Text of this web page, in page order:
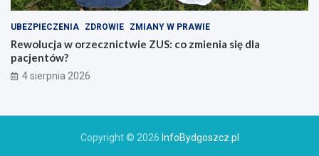
UBEZPIECZENIA ZDROWIE ZMIANY W PRAWIE
Rewolucja w orzecznictwie ZUS: co zmienia się dla
pacjentów?
4 sierpnia 2026
Copyright © 2026 InfoBydgoszcz.pl